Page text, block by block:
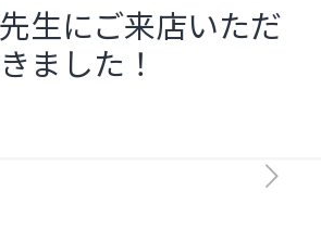
生にご来店いただ
きました！